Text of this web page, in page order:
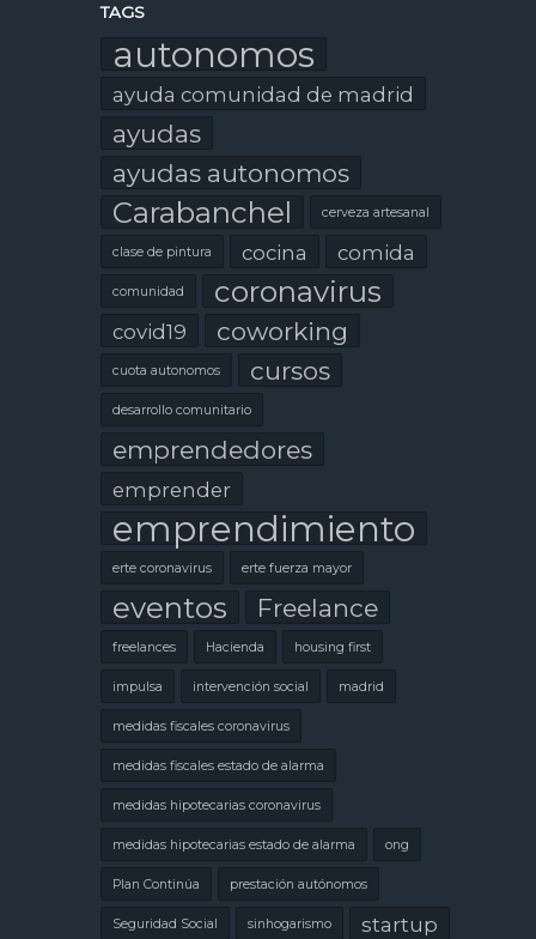
TAGS
autonomos
ayuda comunidad de madrid
ayudas
ayudas autonomos
Carabanchel cerveza artesanal
clase de pintura cocina comida
comunidad coronavirus
covid19 coworking
cuota autonomos cursos
desarrollo comunitario
emprendedores
emprender
emprendimiento
erte coronavirus erte fuerza mayor
eventos Freelance
freelances Hacienda housing first
impulsa intervención social madrid
medidas fiscales coronavirus
medidas fiscales estado de alarma
medidas hipotecarias coronavirus
medidas hipotecarias estado de alarma ong
Plan Continúa prestación autónomos
Seguridad Social sinhogarismo startup